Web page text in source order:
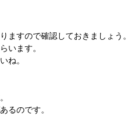
ますので確認しておきましょう。
います。
ね。
るのです。